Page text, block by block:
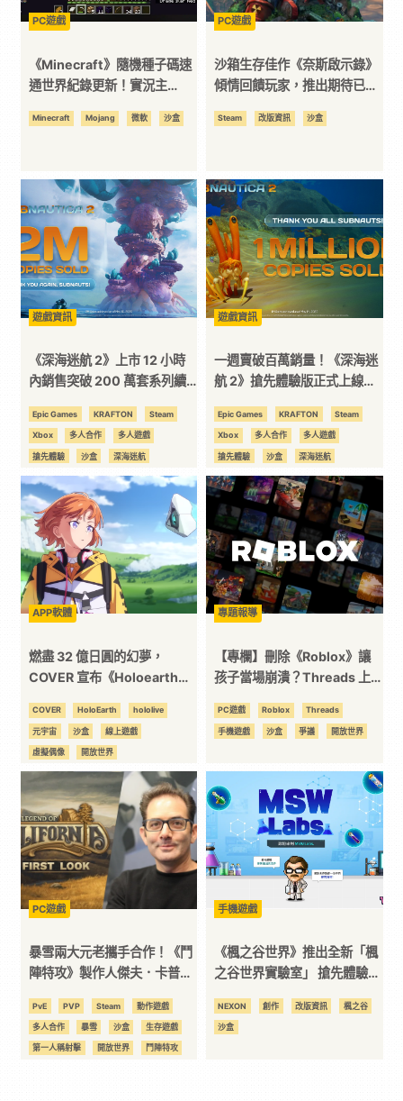
全
方
位
資
訊
平
台
PC遊戲
《Minecraft》隨機種子碼速
通世界紀錄更新！實況主
先！
Minecraft Mojang 微軟 沙盒
PC遊戲
沙箱生存佳作《奈斯啟示錄》
傾情回饋玩家，推出期待已久
週末活動
Steam 改版資訊 沙盒
遊戲資訊
《深海迷航 2》上市 12 小時
內銷售突破 200 萬套系列續
直播平台延續強勢聲量
Epic Games KRAFTON Steam
Xbox 多人合作 多人遊戲
搶先體驗 沙盒 深海迷航
生存遊戲 續作 開放世界
遊戲資訊
一週賣破百萬銷量！《深海迷
航 2》搶先體驗版正式上線，
探索
Epic Games KRAFTON Steam
Xbox 多人合作 多人遊戲
搶先體驗 沙盒 深海迷航
生存遊戲 續作 開放世界
APP軟體
燃盡 32 億日圓的幻夢，
COVER 宣布《Holoearth》
COVER HoloEarth hololive
元宇宙 沙盒 線上遊戲
虛擬偶像 開放世界
專題報導
【專欄】刪除《Roblox》讓
孩子當場崩潰？Threads 上
戲本身爭議又是從何而來？
PC遊戲 Roblox Threads
手機遊戲 沙盒 爭議 開放世界
PC遊戲
暴雪兩大元老攜手合作！《鬥
陣特攻》製作人傑夫．卡普蘭
California》正式公開
PvE PVP Steam 動作遊戲
多人合作 暴雪 沙盒 生存遊戲
第一人稱射擊 開放世界 鬥陣特攻
手機遊戲
《楓之谷世界》推出全新「楓
之谷世界實驗室」 搶先體驗開
NEXON 創作 改版資訊 楓之谷
沙盒